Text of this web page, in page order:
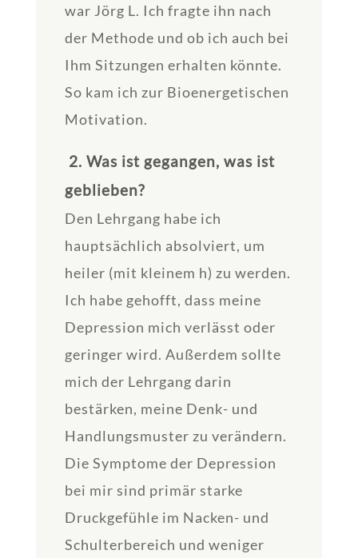
war Jörg L. Ich fragte ihn nach
der Methode und ob ich auch bei
Ihm Sitzungen erhalten könnte.
So kam ich zur Bioenergetischen
Motivation.
2. Was ist gegangen, was ist
geblieben?
Den Lehrgang habe ich
hauptsächlich absolviert, um
heiler (mit kleinem h) zu werden.
Ich habe gehofft, dass meine
Depression mich verlässt oder
geringer wird. Außerdem sollte
mich der Lehrgang darin
bestärken, meine Denk- und
Handlungsmuster zu verändern.
Die Symptome der Depression
bei mir sind primär starke
Druckgefühle im Nacken- und
Schulterbereich und weniger